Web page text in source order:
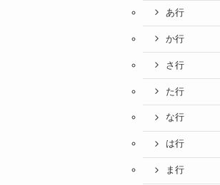
あ行
か行
さ行
た行
な行
は行
ま行